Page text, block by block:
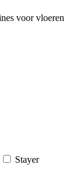
voor vloeren
Stayer